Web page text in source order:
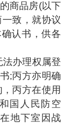
的商品房(以下
致，就协议
认书，供各
办理权属登
;丙方亦明确
丙方在使用
国人民防空
地下室因战